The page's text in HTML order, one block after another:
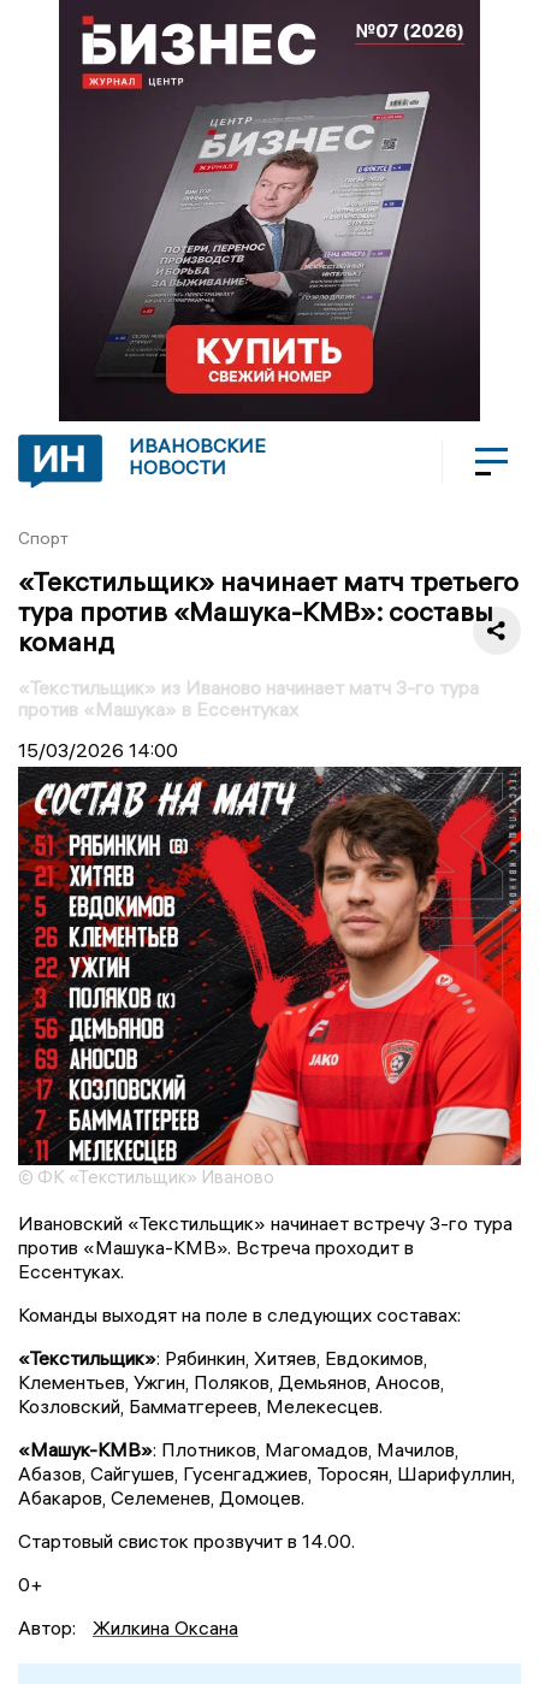
ИВАНОВСКИЕ
НОВОСТИ
Спорт
«Текстильщик» начинает матч третьего
тура против «Машука-КМВ»: составы
команд
«Текстильщик» из Иваново начинает матч 3-го тура
против «Машука» в Ессентуках
15/03/2026 14:00
© ФК «Текстильщик» Иваново
Ивановский «Текстильщик» начинает встречу 3-го тура
против «Машука-КМВ». Встреча проходит в
Ессентуках.
Команды выходят на поле в следующих составах:
«Текстильщик»: Рябинкин, Хитяев, Евдокимов,
Клементьев, Ужгин, Поляков, Демьянов, Аносов,
Козловский, Бамматгереев, Мелекесцев.
«Машук-КМВ»: Плотников, Магомадов, Мачилов,
Абазов, Сайгушев, Гусенгаджиев, Торосян, Шарифуллин,
Абакаров, Селеменев, Домоцев.
Стартовый свисток прозвучит в 14.00.
0+
Автор:
Жилкина Оксана